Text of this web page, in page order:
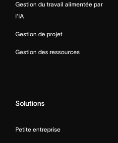
Gestion du travail alimentée par
l’IA
Gestion de projet
Gestion des ressources
Solutions
Petite entreprise